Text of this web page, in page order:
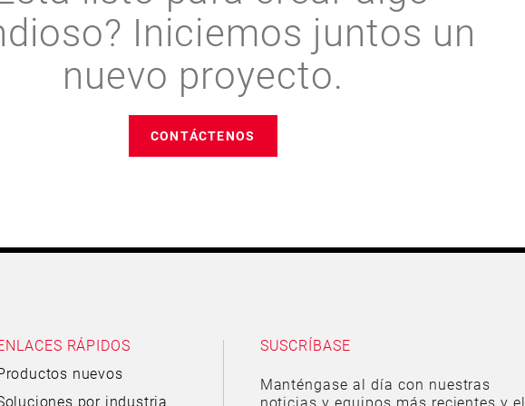
Iniciemos juntos un
nuevo proyecto.
CONTÁCTENOS
RÁPIDOS
nuevos
por industria
SUSCRÍBASE
Manténgase al día con nuestras
noticias y equipos más recientes y el